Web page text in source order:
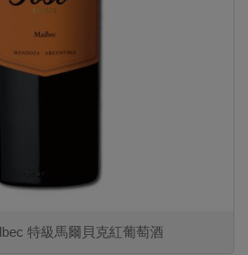
特級馬爾貝克紅葡萄酒